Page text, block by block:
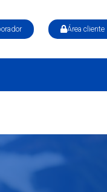
Área cliente